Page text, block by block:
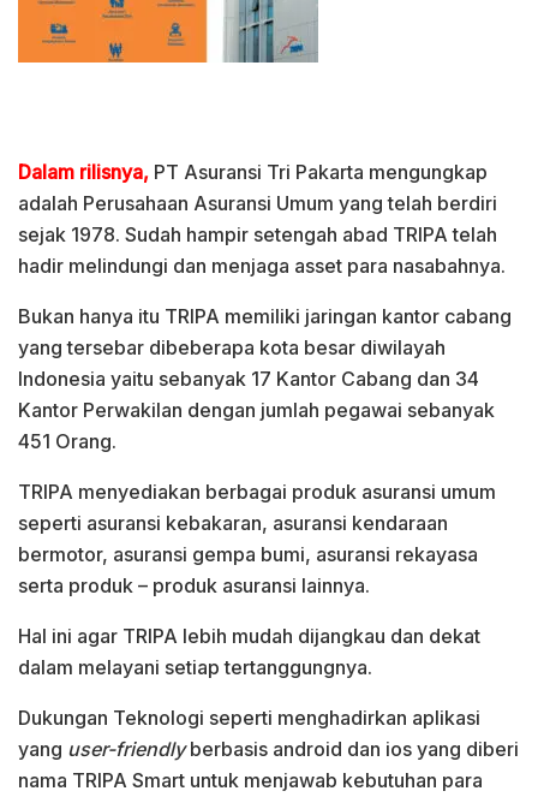
Dalam rilisnya, PT Asuransi Tri Pakarta mengungkap
adalah Perusahaan Asuransi Umum yang telah berdiri
sejak 1978. Sudah hampir setengah abad TRIPA telah
hadir melindungi dan menjaga asset para nasabahnya.
Bukan hanya itu TRIPA memiliki jaringan kantor cabang
yang tersebar dibeberapa kota besar diwilayah
Indonesia yaitu sebanyak 17 Kantor Cabang dan 34
Kantor Perwakilan dengan jumlah pegawai sebanyak
451 Orang.
TRIPA menyediakan berbagai produk asuransi umum
seperti asuransi kebakaran, asuransi kendaraan
bermotor, asuransi gempa bumi, asuransi rekayasa
serta produk – produk asuransi lainnya.
Hal ini agar TRIPA lebih mudah dijangkau dan dekat
dalam melayani setiap tertanggungnya.
Dukungan Teknologi seperti menghadirkan aplikasi
yang user-friendlyberbasis android dan ios yang diberi
nama TRIPA Smart untuk menjawab kebutuhan para